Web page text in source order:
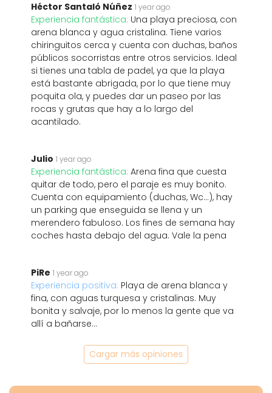
Héctor Santaló Núñez 1 year ago
Experiencia fantástica: Una playa preciosa, con
arena blanca y agua cristalina. Tiene varios
chiringuitos cerca y cuenta con duchas, baños
públicos socorristas entre otros servicios. Ideal
si tienes una tabla de padel, ya que la playa
está bastante abrigada, por lo que tiene muy
poquita ola, y puedes dar un paseo por las
rocas y grutas que hay a lo largo del
acantilado.
Julio 1 year ago
Experiencia fantástica: Arena fina que cuesta
quitar de todo, pero el paraje es muy bonito.
Cuenta con equipamiento (duchas, Wc...), hay
un parking que enseguida se llena y un
merendero fabuloso. Los fines de semana hay
coches hasta debajo del agua. Vale la pena
PiRe 1 year ago
Experiencia positiva: Playa de arena blanca y
fina, con aguas turquesa y cristalinas. Muy
bonita y salvaje, por lo menos la gente que va
allí a bañarse...
Cargar más opiniones